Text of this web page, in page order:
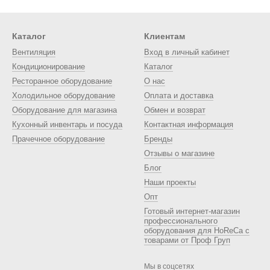
приготовления для разных сортов кофе.
исполнение Профессиональные кофемашины обычно
Они часто имеют современный и привлекательный дизайн,
широко используются в кафе и ресторанах для
на кофейных напитках, и профессиональные
кофемашины являются инвестицией в качество и уровень
высококачественные кофейные напитки, являющиеся
можете купить качественную профессиональную кофемашину
по запросу мы можем предложить Вам б.у. кофемашины
Каталог
Вентиляция
Кондиционирование
Ресторанное оборудование
Холодильное оборудование
Оборудование для магазина
Кухонный инвентарь и посуда
Прачечное оборудование
Клиентам
Вход в личный кабинет
Каталог
О нас
Оплата и доставка
Обмен и возврат
Контактная информация
Бренды
Отзывы о магазине
Блог
Наши проекты
Опт
Готовый интернет-магазин
профессионального
оборудования для HoReCa с
товарами от Проф Груп
Мы в соцсетях